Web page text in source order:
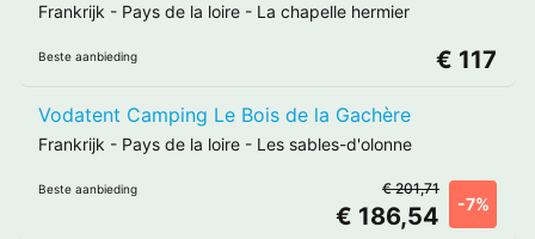
Frankrijk - Pays de la loire - La chapelle hermier
Beste aanbieding € 117
Vodatent Camping Le Bois de la Gachère
Frankrijk - Pays de la loire - Les sables-d'olonne
Beste aanbieding
€ 186,54 -7%
€ 201,71